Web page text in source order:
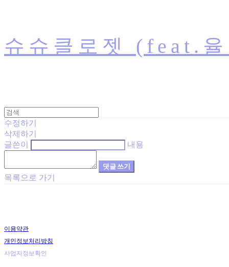
슈슈클로젯 (feat.
수정하기
삭제하기
글쓴이
내용
댓글 쓰기
목록으로 가기
이용약관
개인정보처리방침
사업자정보확인